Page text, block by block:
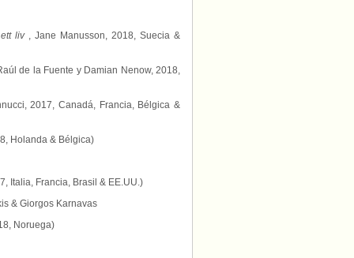
liv , Jane Manusson, 2018, Suecia &
de la Fuente y Damian Nenow, 2018,
2017, Canadá, Francia, Bélgica &
Holanda & Bélgica)
Italia, Francia, Brasil & EE.UU.)
& Giorgos Karnavas
Noruega)